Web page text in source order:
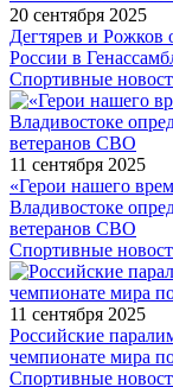
20 сентября 2025
Дегтярев и Рожков
России в
Спортивные
11 сентября 2025
«Герои нашего
Владивостоке
ветеранов СВО
Спортивные
11 сентября 2025
Российские
чемпионате мира
Спортивные